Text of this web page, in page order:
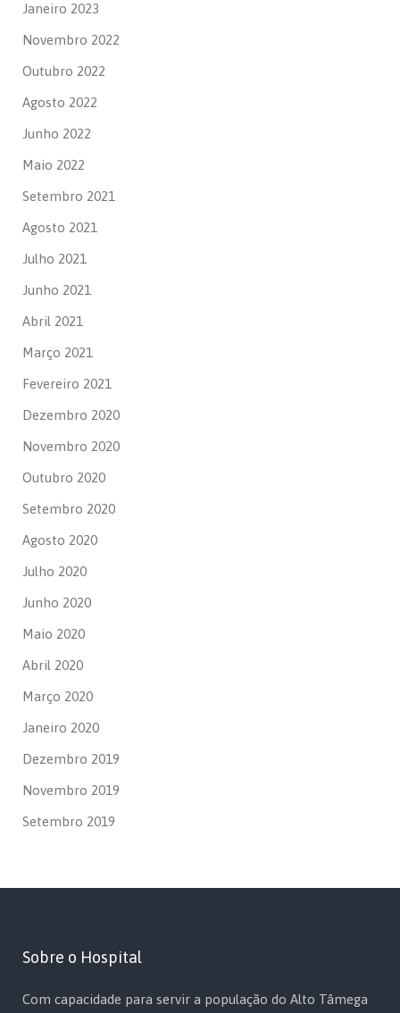
Janeiro 2023
Novembro 2022
Outubro 2022
Agosto 2022
Junho 2022
Maio 2022
Setembro 2021
Agosto 2021
Julho 2021
Junho 2021
Abril 2021
Março 2021
Fevereiro 2021
Dezembro 2020
Novembro 2020
Outubro 2020
Setembro 2020
Agosto 2020
Julho 2020
Junho 2020
Maio 2020
Abril 2020
Março 2020
Janeiro 2020
Dezembro 2019
Novembro 2019
Setembro 2019
Sobre o Hospital
Com capacidade para servir a população do Alto Tâmega